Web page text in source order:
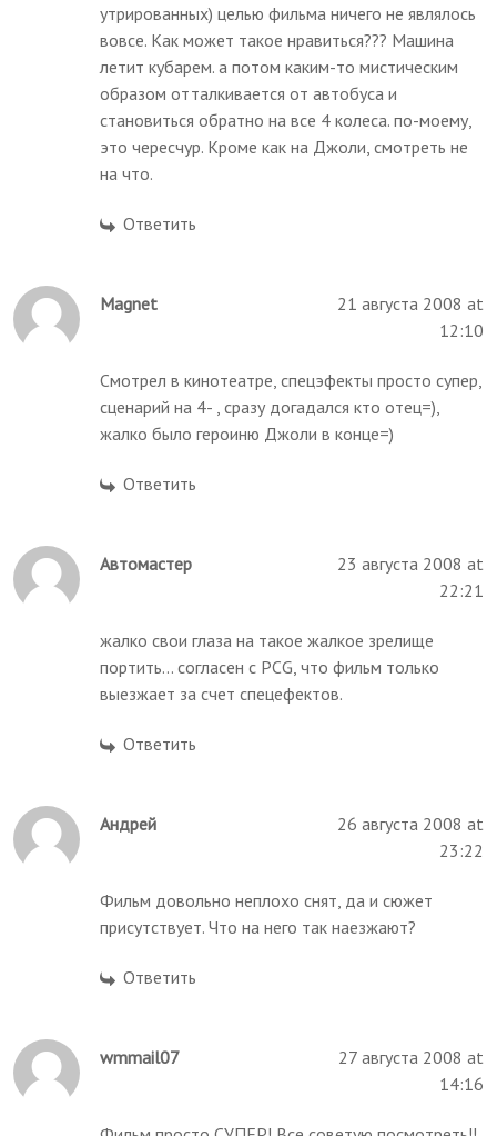
утрированных) целью фильма ничего не являлось
вовсе. Как может такое нравиться??? Машина
летит кубарем. а потом каким-то мистическим
образом отталкивается от автобуса и
становиться обратно на все 4 колеса. по-моему,
это чересчур. Кроме как на Джоли, смотреть не
на что.
Ответить
Magnet
21 августа 2008 at
12:10
Смотрел в кинотеатре, спецэфекты просто супер,
сценарий на 4- , сразу догадался кто отец=),
жалко было героиню Джоли в конце=)
Ответить
Автомастер
23 августа 2008 at
22:21
жалко свои глаза на такое жалкое зрелище
портить... согласен с PCG, что фильм только
выезжает за счет спецефектов.
Ответить
Андрей
26 августа 2008 at
23:22
Фильм довольно неплохо снят, да и сюжет
присутствует. Что на него так наезжают?
Ответить
wmmail07
27 августа 2008 at
14:16